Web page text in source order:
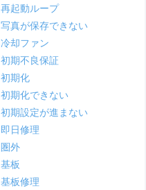
再起動ループ
写真が保存できない
冷却ファン
初期不良保証
初期化
初期化できない
初期設定が進まない
即日修理
圏外
基板
基板修理